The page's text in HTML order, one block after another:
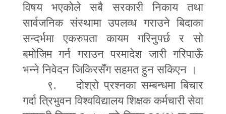
विषय भएकोले सबै सरकारी निकाय तथा
सार्वजनिक संस्थामा उपलव्ध गराउने बिदाका
सन्दर्भमा एकरुपता कायम गरिनुपर्छ र सो
बमोजिम गर्न गराउन परमादेश जारी गरिपाऊँ
भन्ने निवेदन जिकिरसँग सहमत हुन सकिएन ।
९. दोश्रो प्रश्नका सम्बन्धमा बिचार
गर्दा त्रिभुवन विश्वविद्यालय शिक्षक कर्मचारी सेवा